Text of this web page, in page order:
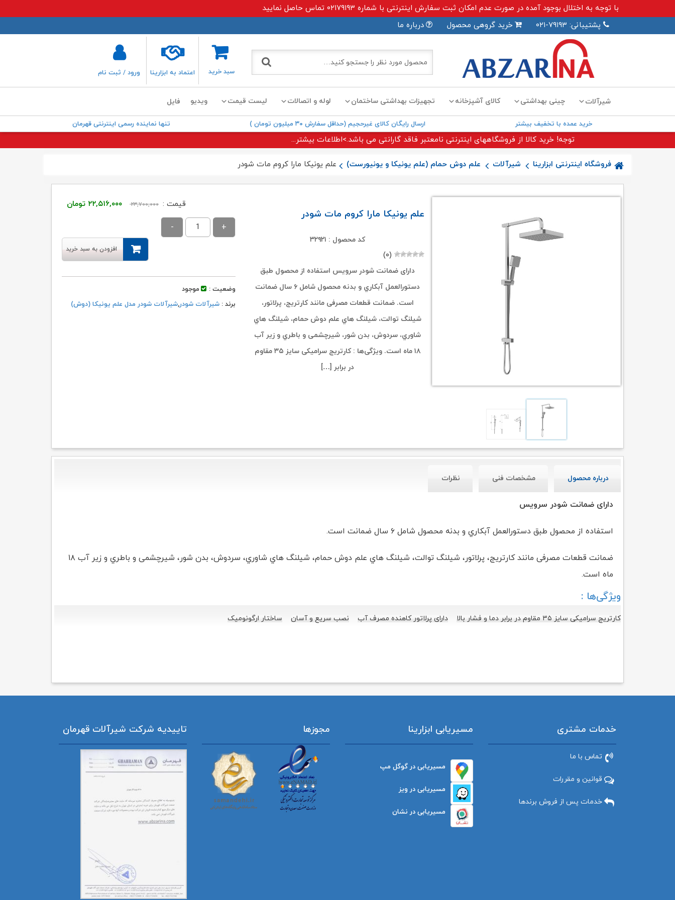
با توجه به اختلال بوجود آمده در صورت عدم امکان ثبت سفارش اینترنتی با شماره ۰۲۱۷۹۱۹۳ تماس حاصل نمایید
پشتیبانی: ۷۹۱۹۳-۰۲۱
خرید گروهی محصول درباره ما
سبد خرید اعتماد به ابزارینا ورود / ثبت نام
شیرآلات چینی بهداشتی کالای آشپزخانه تجهیزات بهداشتی ساختمان لوله و اتصالات لیست قیمت ویدیو فایل
خرید عمده با تخفیف بیشتر ارسال رایگان کالای غیرحجیم (حداقل سفارش ۳۰ میلیون تومان ) تنها نماینده رسمی اینترنتی قهرمان
توجه! خرید کالا از فروشگاههای اینترنتی نامعتبر فاقد گارانتی می باشد.>اطلاعات بیشتر...
فروشگاه اینترنتی ابزارینا شیرآلات علم دوش حمام (علم یونیکا و یونیورست) علم یونیکا مارا کروم مات شودر
علم یونیکا مارا کروم مات شودر
کد محصول : ۳۲۹۲۱
(۰)
دارای ضمانت شودر سرویس استفاده از محصول طبق
دستورالعمل آبکاري و بدنه محصول شامل ۶ سال ضمانت
است. ضمانت قطعات مصرفی مانند کارتریج، پرلاتور،
شیلنگ توالت، شیلنگ هاي علم دوش حمام، شیلنگ هاي
شاوري، سردوش، بدن شور، شیرچشمی و باطري و زیر آب
۱۸ ماه است. ویژگی‌ها : کارتریج سرامیکی سایز ۳۵ مقاوم
در برابر […]
قیمت : ۲۳,۷۰۰,۰۰۰
قیمت
بود.
۲۲,۵۱۶,۰۰۰ تومان
افزودن به سبد خرید
وضعیت :
موجود
برند : شیرآلات شودر,شیرآلات شودر مدل علم یونیکا (دوش)
درباره محصول مشخصات فنی نظرات
دارای ضمانت شودر سرویس
استفاده از محصول طبق دستورالعمل آبکاري و بدنه محصول شامل ۶ سال ضمانت است.
ضمانت قطعات مصرفی مانند کارتریج، پرلاتور، شیلنگ توالت، شیلنگ هاي علم دوش حمام،
شیلنگ هاي شاوري، سردوش، بدن شور، شیرچشمی و باطري و زیر آب ۱۸
ماه است.
ویژگی‌ها :
کارتریج سرامیکی سایز ۳۵ مقاوم در برابر دما و فشار بالا دارای پرلاتور کاهنده مصرف آب نصب سریع و آسان ساختار ارگونومیک
خدمات مشتری
تماس با ما
قوانین و مقررات
خدمات پس از فروش برندها
مسیریابی ابزارینا
مسیریابی در گوگل مپ
مسیریابی در ویز
مسیریابی در نشان
مجوزها تاییدیه شرکت شیرآلات قهرمان